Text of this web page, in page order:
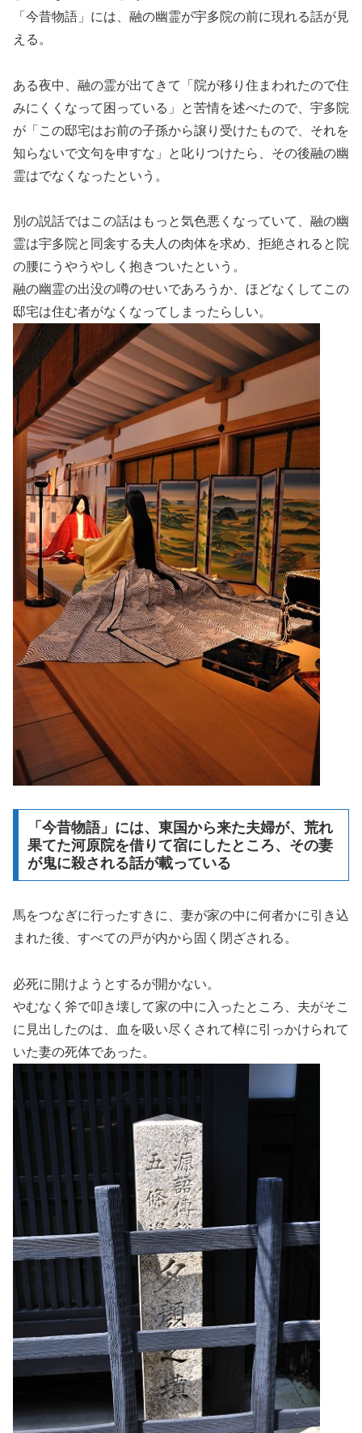
「今昔物語」には、融の幽霊が宇多院の前に現れる話が見
える。
ある夜中、融の霊が出てきて「院が移り住まわれたので住
みにくくなって困っている」と苦情を述べたので、宇多院
が「この邸宅はお前の子孫から譲り受けたもので、それを
知らないで文句を申すな」と叱りつけたら、その後融の幽
霊はでなくなったという。
別の説話ではこの話はもっと気色悪くなっていて、融の幽
霊は宇多院と同衾する夫人の肉体を求め、拒絶されると院
の腰にうやうやしく抱きついたという。
融の幽霊の出没の噂のせいであろうか、ほどなくしてこの
邸宅は住む者がなくなってしまったらしい。
「今昔物語」には、東国から来た夫婦が、荒れ
果てた河原院を借りて宿にしたところ、その妻
が鬼に殺される話が載っている
馬をつなぎに行ったすきに、妻が家の中に何者かに引き込
まれた後、すべての戸が内から固く閉ざされる。
必死に開けようとするが開かない。
やむなく斧で叩き壊して家の中に入ったところ、夫がそこ
に見出したのは、血を吸い尽くされて棹に引っかけられて
いた妻の死体であった。